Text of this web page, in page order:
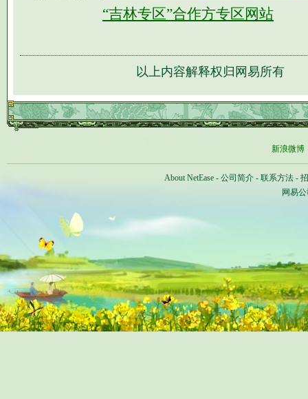
“吉林专区”合作方专区网站
以上内容解释权归网易所有
新浪微博
About NetEase - 公司简介 - 联系方法 -
网易